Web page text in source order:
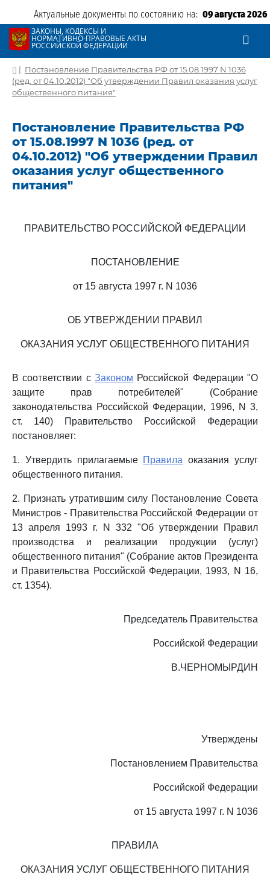
Актуальные документы по состоянию на: 09 августа 2026
ЗАКОНЫ, КОДЕКСЫ И
НОРМАТИВНО-ПРАВОВЫЕ АКТЫ
РОССИЙСКОЙ ФЕДЕРАЦИИ
| Постановление Правительства РФ от 15.08.1997 N 1036
(ред. от 04.10.2012) "Об утверждении Правил оказания услуг
общественного питания"
Постановление Правительства РФ
от 15.08.1997 N 1036 (ред. от
04.10.2012) "Об утверждении Правил
оказания услуг общественного
питания"
ПРАВИТЕЛЬСТВО РОССИЙСКОЙ ФЕДЕРАЦИИ
ПОСТАНОВЛЕНИЕ
от 15 августа 1997 г. N 1036
ОБ УТВЕРЖДЕНИИ ПРАВИЛ
ОКАЗАНИЯ УСЛУГ ОБЩЕСТВЕННОГО ПИТАНИЯ
В соответствии с Законом Российской Федерации "О
защите прав потребителей" (Собрание
законодательства Российской Федерации, 1996, N 3,
ст. 140) Правительство Российской Федерации
постановляет:
1. Утвердить прилагаемые Правила оказания услуг
общественного питания.
2. Признать утратившим силу Постановление Совета
Министров - Правительства Российской Федерации от
13 апреля 1993 г. N 332 "Об утверждении Правил
производства и реализации продукции (услуг)
общественного питания" (Собрание актов Президента
и Правительства Российской Федерации, 1993, N 16,
ст. 1354).
Председатель Правительства
Российской Федерации
В.ЧЕРНОМЫРДИН
Утверждены
Постановлением Правительства
Российской Федерации
от 15 августа 1997 г. N 1036
ПРАВИЛА
ОКАЗАНИЯ УСЛУГ ОБЩЕСТВЕННОГО ПИТАНИЯ